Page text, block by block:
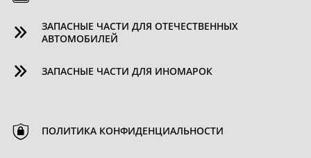
ЗАПАСНЫЕ ЧАСТИ ДЛЯ ОТЕЧЕСТВЕННЫХ
АВТОМОБИЛЕЙ
ЗАПАСНЫЕ ЧАСТИ ДЛЯ ИНОМАРОК
ПОЛИТИКА КОНФИДЕНЦИАЛЬНОСТИ